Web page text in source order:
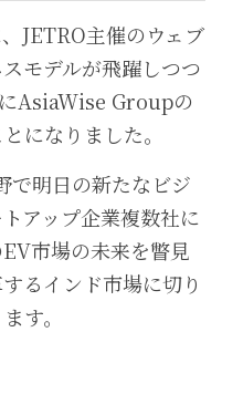
JETRO主催のウェブ
モデルが飛躍しつつ
AsiaWise Groupの
になりました。
で明日の新たなビジ
アップ企業複数社に
市場の未来を瞥見
るインド市場に切り
す。